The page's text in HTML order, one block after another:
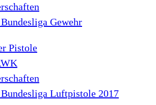
Gewehr
Pistole
Luftpistole 2017